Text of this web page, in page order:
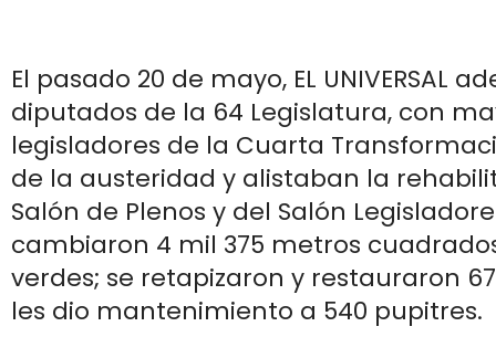
El pasado 20 de mayo, EL UNIVERSAL
diputados de la 64 Legislatura, con
legisladores de la Cuarta
de la austeridad y alistaban la
Salón de Plenos y del Salón
cambiaron 4 mil 375 metros
verdes; se retapizaron y restauraron
les dio mantenimiento a 540 pupitres.